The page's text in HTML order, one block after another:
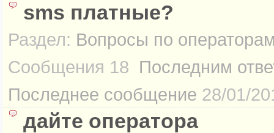
sms платные?
Раздел: Вопросы по
Сообщения 18 Последним
Последнее сообщение 28/01/
дайте оператора